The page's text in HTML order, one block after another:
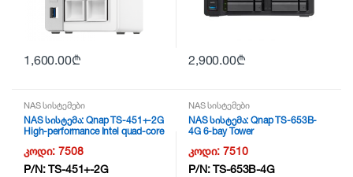
1,600.00₾ 2,900.00₾
NAS სისტემები
NAS სისტემა: Qnap TS-451+-2G
High-performance Intel quad-core
კოდი:7508
P/N:TS-451+-2G
NAS სისტემები
NAS სისტემა: Qnap TS-653B-
4G 6-bay Tower
კოდი:7510
P/N:TS-653B-4G